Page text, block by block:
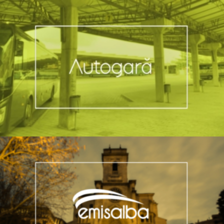
Español|English| Français |Română